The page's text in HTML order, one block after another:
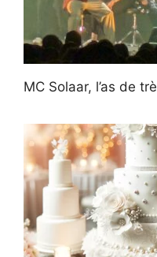
MC Solaar, l’as de